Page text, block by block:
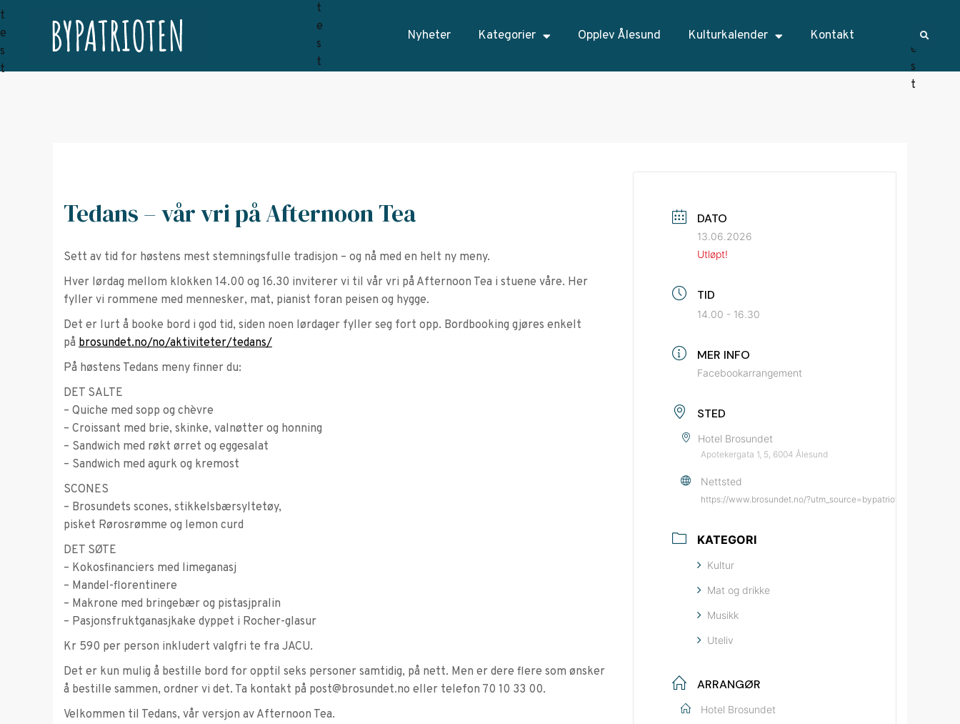
Nyheter Kategorier Opplev Ålesund Kulturkalender Kontakt
Tedans – vår vri på Afternoon Tea
Sett av tid for høstens mest stemningsfulle tradisjon – og nå med en helt ny meny.
Hver lørdag mellom klokken 14.00 og 16.30 inviterer vi til vår vri på Afternoon Tea i stuene våre. Her
fyller vi rommene med mennesker, mat, pianist foran peisen og hygge.
Det er lurt å booke bord i god tid, siden noen lørdager fyller seg fort opp. Bordbooking gjøres enkelt
på brosundet.no/no/aktiviteter/tedans/
På høstens Tedans meny finner du:
DET SALTE
– Quiche med sopp og chèvre
– Croissant med brie, skinke, valnøtter og honning
– Sandwich med røkt ørret og eggesalat
– Sandwich med agurk og kremost
SCONES
– Brosundets scones, stikkelsbærsyltetøy,
pisket Rørosrømme og lemon curd
DET SØTE
– Kokosfinanciers med limeganasj
– Mandel-florentinere
– Makrone med bringebær og pistasjpralin
– Pasjonsfruktganasjkake dyppet i Rocher-glasur
Kr 590 per person inkludert valgfri te fra JACU.
Det er kun mulig å bestille bord for opptil seks personer samtidig, på nett. Men er dere flere som ønsker
å bestille sammen, ordner vi det. Ta kontakt på post@brosundet.no eller telefon 70 10 33 00.
Velkommen til Tedans, vår versjon av Afternoon Tea.
DATO
13.06.2026
Utløpt!
TID
14.00 - 16.30
MER INFO
Facebookarrangement
STED
Hotel Brosundet
Apotekergata 1, 5, 6004 Ålesund
Nettsted
https://www.brosundet.no/
KATEGORI
Kultur
Mat og drikke
Musikk
Uteliv
ARRANGØR
Hotel Brosundet